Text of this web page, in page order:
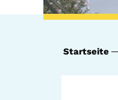
Startseite